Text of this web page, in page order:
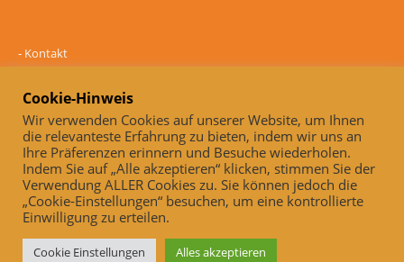
- Kontakt
Datenschutz
-Impressum
Online und unabhängig seit 2005
Auch, wenn wir derzeit noch keine (kostenpflichtige)
Selbstverpflichtung beim Presserat abgegeben haben, handeln wir
freiwillig nach dem Pressekodex
https://www.presserat.de/pressekodex.html
Cookie-Hinweis
Wir verwenden Cookies auf unserer Website, um Ihnen
die relevanteste Erfahrung zu bieten, indem wir uns an
Ihre Präferenzen erinnern und Besuche wiederholen.
Indem Sie auf „Alle akzeptieren“ klicken, stimmen Sie der
Verwendung ALLER Cookies zu. Sie können jedoch die
„Cookie-Einstellungen“ besuchen, um eine kontrollierte
Einwilligung zu erteilen.
Cookie Einstellungen Alles akzeptieren